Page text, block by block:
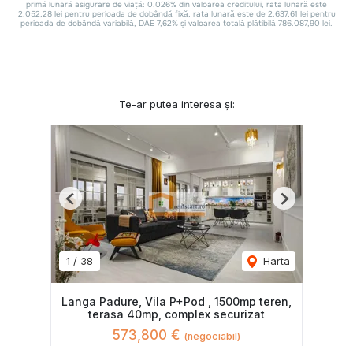
Te-ar putea interesa și:
1 / 38 Harta
Previous Next
Langa Padure, Vila P+Pod , 1500mp teren,
terasa 40mp, complex securizat
573,800 € (negociabil)